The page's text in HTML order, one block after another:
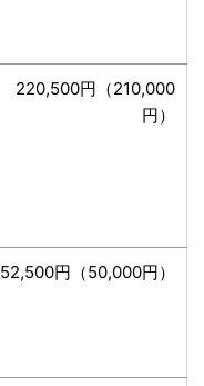
220,500円（210,000
円）
52,500円（50,000円）